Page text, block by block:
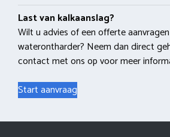
Last van kalkaanslag?
Wilt u advies of een offerte
waterontharder? Neem dan direct
contact met ons op voor meer
Start aanvraag